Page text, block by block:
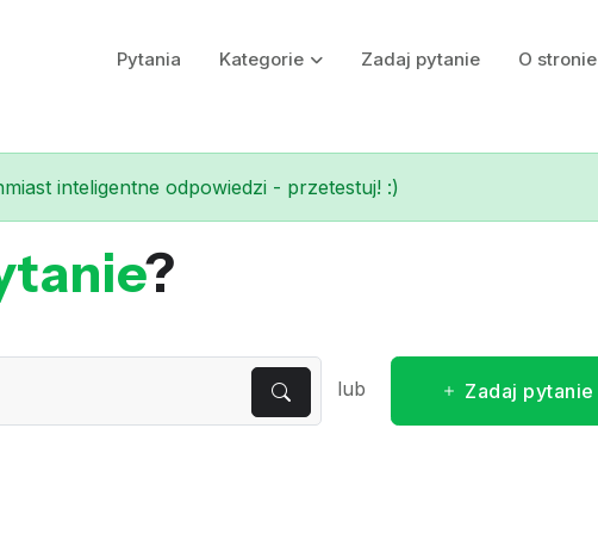
Pytania Kategorie Zadaj pytanie O stronie
inteligentne odpowiedzi - przetestuj! :)
?
lub Zadaj pytanie